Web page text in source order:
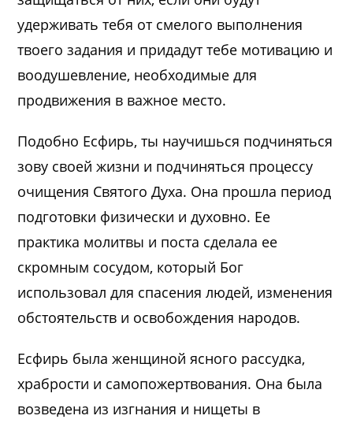
удерживать тебя от смелого выполнения
твоего задания и придадут тебе мотивацию и
воодушевление, необходимые для
продвижения в важное место.
Подобно Есфирь, ты научишься подчиняться
зову своей жизни и подчиняться процессу
очищения Святого Духа. Она прошла период
подготовки физически и духовно. Ее
практика молитвы и поста сделала ее
скромным сосудом, который Бог
использовал для спасения людей, изменения
обстоятельств и освобождения народов.
Есфирь была женщиной ясного рассудка,
храбрости и самопожертвования. Она была
возведена из изгнания и нищеты в